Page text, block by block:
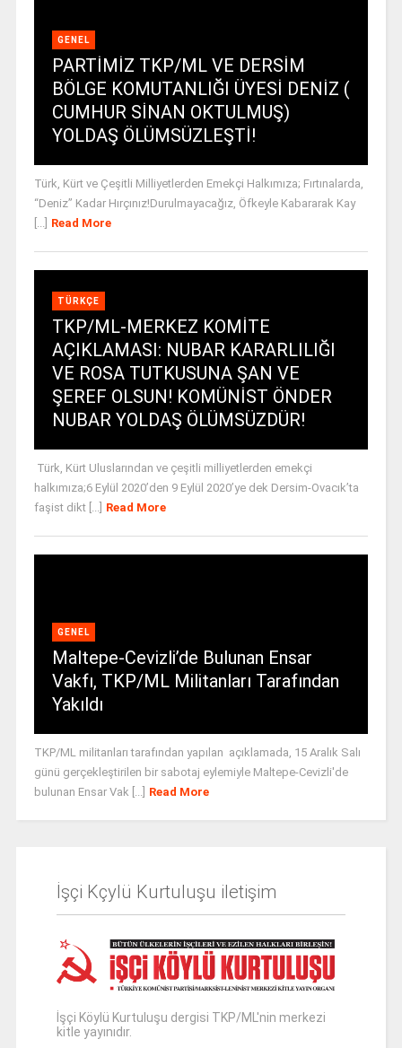
GENEL
PARTİMİZ TKP/ML VE DERSİM
BÖLGE KOMUTANLIĞI ÜYESİ DENİZ (
CUMHUR SİNAN OKTULMUŞ)
YOLDAŞ ÖLÜMSÜZLEŞTİ!
Türk, Kürt ve Çeşitli Milliyetlerden Emekçi Halkımıza; Fırtınalarda,
“Deniz” Kadar Hırçınız!Durulmayacağız, Öfkeyle Kabararak Kay
Read More
TÜRKÇE
TKP/ML-MERKEZ KOMİTE
AÇIKLAMASI: NUBAR KARARLILIĞI
VE ROSA TUTKUSUNA ŞAN VE
ŞEREF OLSUN! KOMÜNİST ÖNDER
NUBAR YOLDAŞ ÖLÜMSÜZDÜR!
Türk, Kürt Uluslarından ve çeşitli milliyetlerden emekçi
halkımıza;6 Eylül 2020’den 9 Eylül 2020’ye dek Dersim-Ovacık’ta
faşist dikt [...]
Read More
GENEL
Maltepe-Cevizli’de Bulunan Ensar
Vakfı, TKP/ML Militanları Tarafından
Yakıldı
TKP/ML militanları tarafından yapılan açıklamada, 15 Aralık Salı
günü gerçekleştirilen bir sabotaj eylemiyle Maltepe-Cevizli'de
bulunan Ensar Vak [...]
Read More
İşçi Kçylü Kurtuluşu iletişim
İşçi Köylü Kurtuluşu dergisi TKP/ML'nin merkezi
kitle yayınıdır.